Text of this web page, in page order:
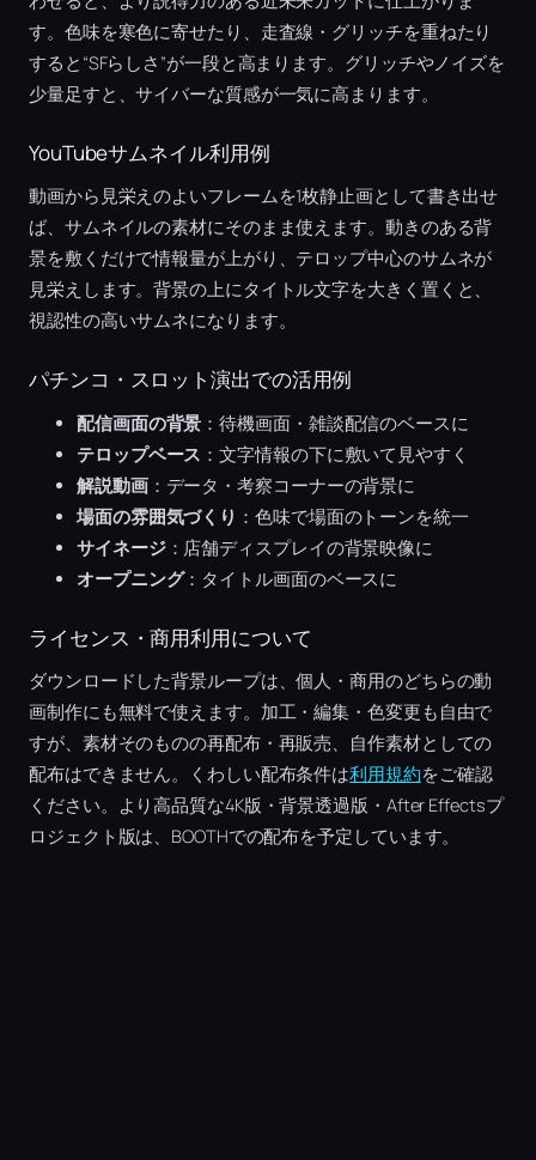
す。色味を寒色に寄せたり、走査線・グリッチを重ねたり
すると“SFらしさ”が一段と高まります。グリッチやノイズを
少量足すと、サイバーな質感が一気に高まります。
YouTubeサムネイル利用例
動画から見栄えのよいフレームを1枚静止画として書き出せ
ば、サムネイルの素材にそのまま使えます。動きのある背
景を敷くだけで情報量が上がり、テロップ中心のサムネが
見栄えします。背景の上にタイトル文字を大きく置くと、
視認性の高いサムネになります。
パチンコ・スロット演出での活用例
配信画面の背景 ：待機画面・雑談配信のベースに
テロップベース ：文字情報の下に敷いて見やすく
解説動画：データ・考察コーナーの背景に
場面の雰囲気づくり ：色味で場面のトーンを統一
サイネージ：店舗ディスプレイの背景映像に
オープニング：タイトル画面のベースに
ライセンス・商用利用について
ダウンロードした背景ループは、個人・商用のどちらの動
画制作にも無料で使えます。加工・編集・色変更も自由で
すが、素材そのものの再配布・再販売、自作素材としての
配布はできません。くわしい配布条件は利用規約をご確認
ください。より高品質な4K版・背景透過版・After Effectsプ
ロジェクト版は、BOOTHでの配布を予定しています。